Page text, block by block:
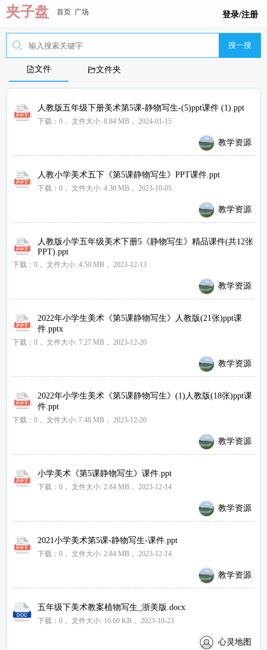
夹子盘 首页 广场 登录/注册
搜一搜
文件 文件夹
人教版五年级下册美术第5课-静物写生-(5)ppt课件 (1).ppt
下载：0， 文件大小: 8.84 MB ， 2024-01-15
教学资源
人教小学美术五下《第5课静物写生》PPT课件.ppt
下载：0， 文件大小: 4.30 MB ， 2023-10-05
教学资源
人教版小学五年级美术下册5《静物写生》精品课件(共12张
PPT).ppt
下载：0， 文件大小: 4.50 MB ， 2023-12-13
教学资源
2022年小学生美术《第5课静物写生》人教版(21张)ppt课
件.pptx
下载：0， 文件大小: 7.27 MB ， 2023-12-20
教学资源
2022年小学生美术《第5课静物写生》(1)人教版(18张)ppt课
件.ppt
下载：0， 文件大小: 7.48 MB ， 2023-12-20
教学资源
小学美术《第5课静物写生》课件.ppt
下载：0， 文件大小: 2.84 MB ， 2023-12-14
教学资源
2021小学美术第5课-静物写生-课件.ppt
下载：0， 文件大小: 2.84 MB ， 2023-12-14
教学资源
五年级下美术教案植物写生_浙美版.docx
下载：0， 文件大小: 16.60 KB ， 2023-10-23
心灵地图